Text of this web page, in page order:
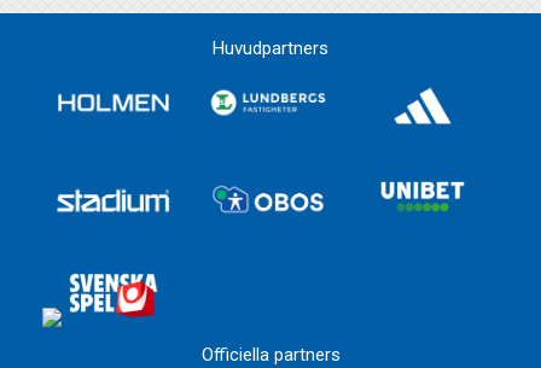
Huvudpartners
Officiella partners